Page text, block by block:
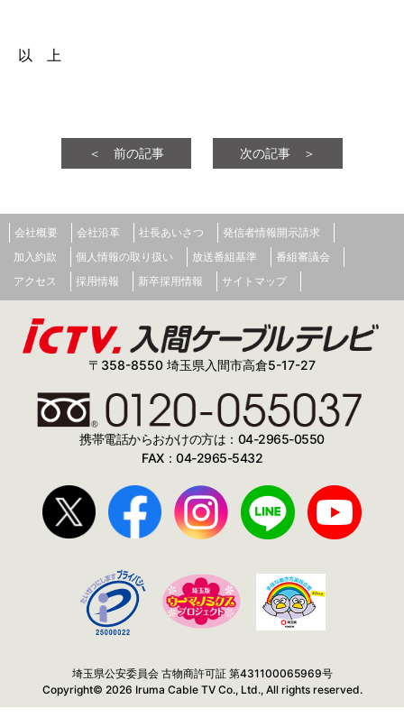
以 上
＜ 前の記事 次の記事 ＞
会社概要 会社沿革 社長あいさつ
発信者情報開示請求
加入約款
個人情報の取り扱い 放送番組基準
番組審議会
アクセス
採用情報 新卒採用情報 サイトマップ
〒358-8550 埼玉県入間市高倉5-17-27
携帯電話からおかけの方は：04-2965-0550
FAX：04-2965-5432
埼玉県公安委員会 古物商許可証 第431100065969号
Copyright© 2026 Iruma Cable TV Co., Ltd., All rights reserved.